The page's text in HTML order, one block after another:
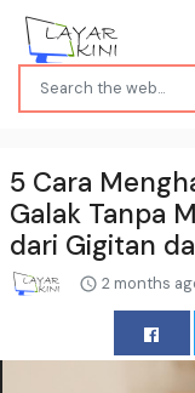
5 Cara
Galak Tanpa
dari Gigitan
2 months